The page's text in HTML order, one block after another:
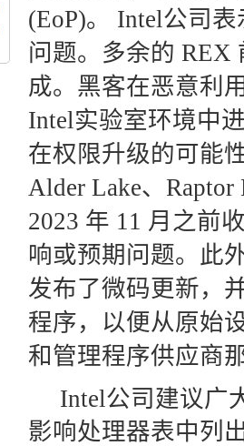
(EoP)。
Intel公司
问题。多余的 REX
成。黑客在恶意利
Intel实验室环境中
在权限升级的可能
Alder Lake、Raptor
2023 年 11 月之前
响或预期问题。 此
发布了微码更新，
程序，以便从原始
和管理程序供应商
Intel公司建议广
影响处理器表中列